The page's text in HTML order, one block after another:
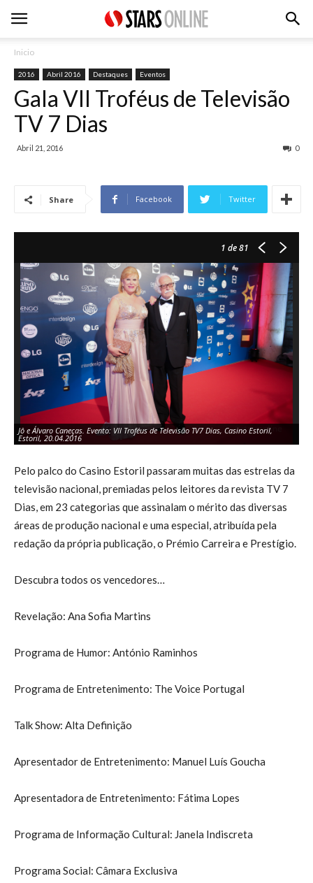
Inicio
2016 Abril 2016 Destaques Eventos
Gala VII Troféus de Televisão
TV 7 Dias
Abril 21, 2016 0
Share Facebook Twitter
1 de 81
Jô e Álvaro Caneças. Evento: VII Troféus de Televisão TV7 Dias, Casino Estoril,
Estoril, 20.04.2016
Pelo palco do Casino Estoril passaram muitas das estrelas da
televisão nacional, premiadas pelos leitores da revista TV 7
Dias, em 23 categorias que assinalam o mérito das diversas
áreas de produção nacional e uma especial, atribuída pela
redação da própria publicação, o Prémio Carreira e Prestígio.
Descubra todos os vencedores…
Revelação: Ana Sofia Martins
Programa de Humor: António Raminhos
Programa de Entretenimento: The Voice Portugal
Talk Show: Alta Definição
Apresentador de Entretenimento: Manuel Luís Goucha
Apresentadora de Entretenimento: Fátima Lopes
Programa de Informação Cultural: Janela Indiscreta
Programa Social: Câmara Exclusiva